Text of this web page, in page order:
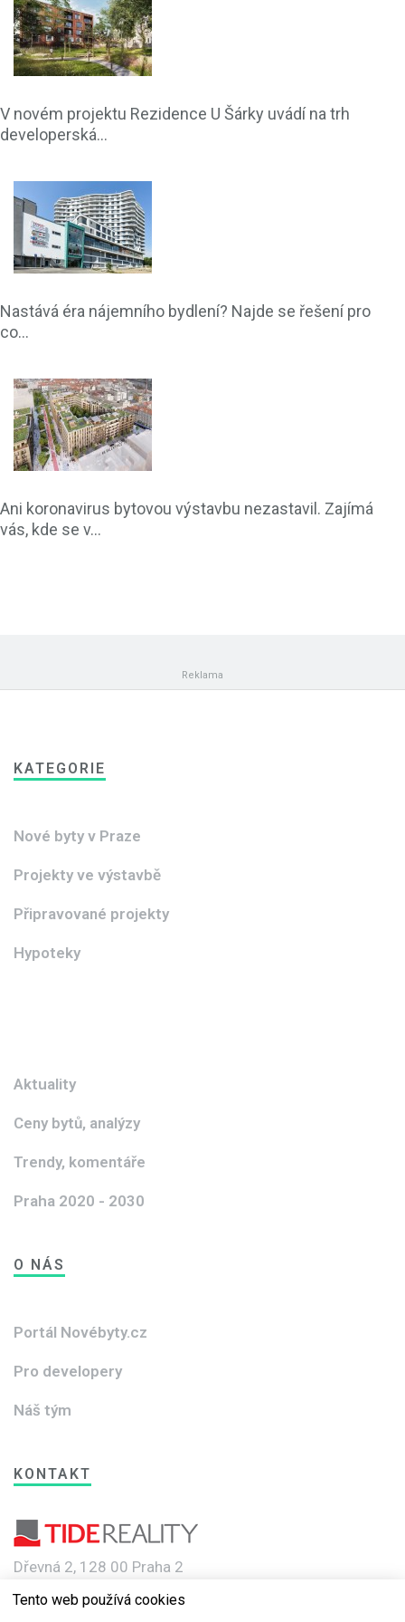
V novém projektu Rezidence U Šárky uvádí na trh
developerská...
Nastává éra nájemního bydlení? Najde se řešení pro
co...
Ani koronavirus bytovou výstavbu nezastavil. Zajímá
vás, kde se v...
KATEGORIE
Nové byty v Praze
Projekty ve výstavbě
Připravované projekty
Hypoteky
Aktuality
Ceny bytů, analýzy
Trendy, komentáře
Praha 2020 - 2030
O NÁS
Portál Novébyty.cz
Pro developery
Náš tým
KONTAKT
Dřevná 2, 128 00 Praha 2
e-mail: info@novebyty.cz
Tento web používá cookies